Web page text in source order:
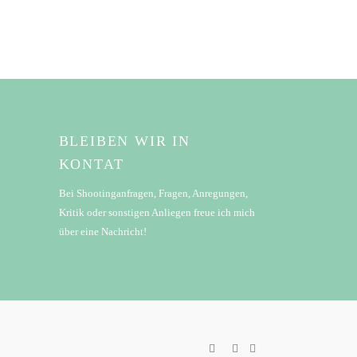
BLEIBEN WIR IN
KONTAT
Bei Shootinganfragen, Fragen, Anregungen,
Kritik oder sonstigen Anliegen freue ich mich
über eine Nachricht!